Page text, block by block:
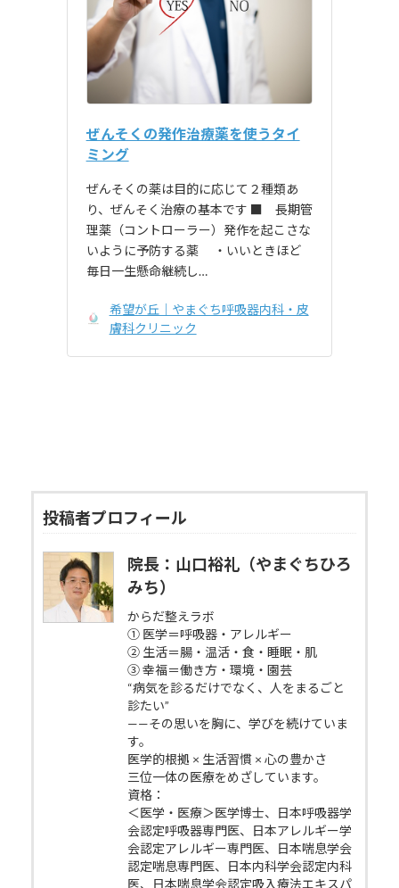
ぜんそくの発作治療薬を使うタイ
ミング
ぜんそくの薬は目的に応じて２種類あ
り、ぜんそく治療の基本です ■ 長期管
理薬（コントローラー）発作を起こさな
いように予防する薬 ・いいときほど
毎日一生懸命継続し…
希望が丘｜やまぐち呼吸器内科・皮
膚科クリニック
投稿者プロフィール
院長：山口裕礼（やまぐちひろ
みち）
からだ整えラボ
① 医学＝呼吸器・アレルギー
② 生活＝腸・温活・食・睡眠・肌
③ 幸福＝働き方・環境・園芸
“病気を診るだけでなく、人をまるごと
診たい”
——その思いを胸に、学びを続けていま
す。
医学的根拠 × 生活習慣 × 心の豊かさ
三位一体の医療をめざしています。
資格：
＜医学・医療＞医学博士、日本呼吸器学
会認定呼吸器専門医、日本アレルギー学
会認定アレルギー専門医、日本喘息学会
認定喘息専門医、日本内科学会認定内科
医、日本喘息学会認定吸入療法エキスパ